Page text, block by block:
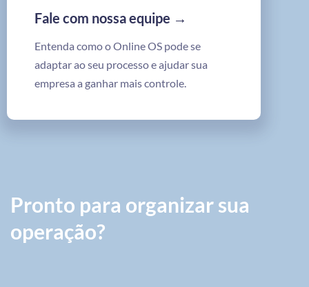
Fale com nossa equipe →
Entenda como o Online OS pode se
adaptar ao seu processo e ajudar sua
empresa a ganhar mais controle.
Pronto para organizar sua
operação?